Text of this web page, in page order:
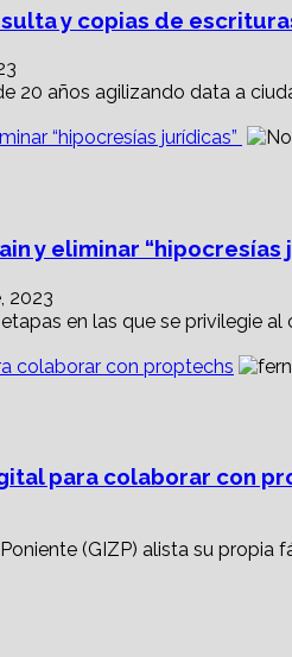
y copias de
20 años agilizando data a
“hipocresías jurídicas”
y eliminar “hipocresías
2023
en las que se privilegie al
colaborar con proptechs
para colaborar con
(GIZP) alista su propia